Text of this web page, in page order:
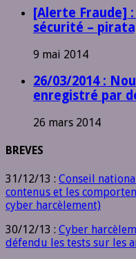
[Alerte Fraude]
sécurité –
9 mai 2014
26/03/2014 :
enregistré par
26 mars 2014
BREVES
31/12/13 : Conseil
contenus et les
cyber harcèlement)
30/12/13 : Cyber
défendu les tests sur les